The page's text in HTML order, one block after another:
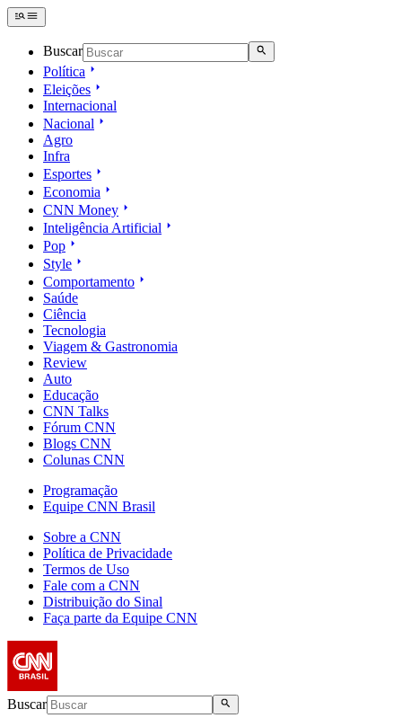
Buscar
Política
Eleições
Internacional
Nacional
Agro
Infra
Esportes
Economia
CNN Money
Inteligência Artificial
Pop
Style
Comportamento
Saúde
Ciência
Tecnologia
Viagem & Gastronomia
Review
Auto
Educação
CNN Talks
Fórum CNN
Blogs CNN
Colunas CNN
Programação
Equipe CNN Brasil
Sobre a CNN
Política de Privacidade
Termos de Uso
Fale com a CNN
Distribuição do Sinal
Faça parte da Equipe CNN
Buscar